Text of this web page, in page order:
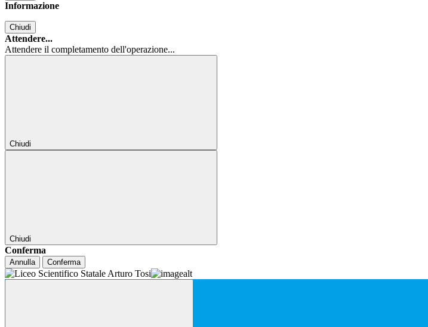
Informazione
Chiudi
Attendere...
Attendere il completamento dell'operazione...
Chiudi
Chiudi
Conferma
Annulla Conferma